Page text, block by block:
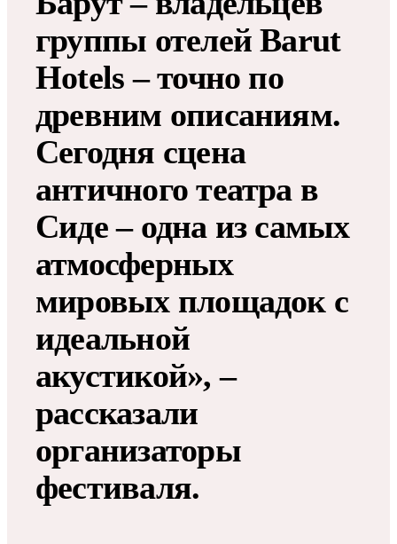
группы отелей Barut
Hotels – точно по
древним описаниям.
Сегодня сцена
античного театра в
Сиде – одна из самых
атмосферных
мировых площадок с
идеальной
акустикой», –
рассказали
организаторы
фестиваля.